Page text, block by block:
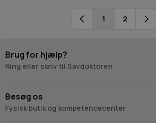
Du læser i
1 Side
2
Brug for hjælp?
Ring eller skriv til Savdoktoren
Besøg os
Fysisk butik og kompetencecenter